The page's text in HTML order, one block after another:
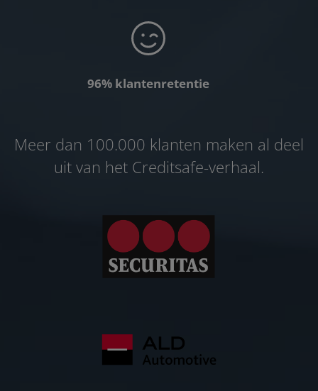
96% klantenretentie
Meer dan 100.000 klanten maken al deel
uit van het Creditsafe-verhaal.